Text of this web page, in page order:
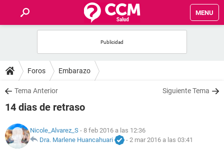
MENU
FOROS
SALUD
NUTRICIÓN
Foros Embarazo
Tema Anterior Siguiente Tema
14 dias de retraso
Nicole_Alvarez_S - 8 feb 2016 a las 12:36
Dra. Marlene Huancahuari
- 2 mar 2016 a las 03:41